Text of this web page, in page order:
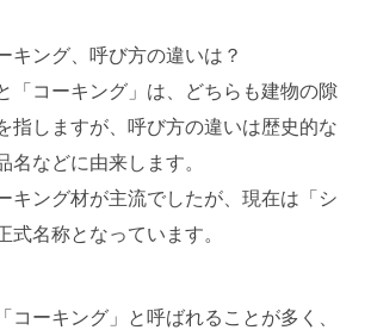
キング、呼び方の違いは？
「コーキング」は、どちらも建物の隙
指しますが、呼び方の違いは歴史的な
名などに由来します。
キング材が主流でしたが、現在は「シ
式名称となっています。
コーキング」と呼ばれることが多く、